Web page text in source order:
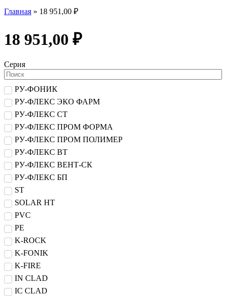
Главная » 18 951,00 ₽
18 951,00 ₽
Серия
РУ-ФОНИК
РУ-ФЛЕКС ЭКО ФАРМ
РУ-ФЛЕКС СТ
РУ-ФЛЕКС ПРОМ ФОРМА
РУ-ФЛЕКС ПРОМ ПОЛИМЕР
РУ-ФЛЕКС ВТ
РУ-ФЛЕКС ВЕНТ-СК
РУ-ФЛЕКС БП
ST
SOLAR HT
PVC
PE
K-ROCK
K-FONIK
K-FIRE
IN CLAD
IC CLAD